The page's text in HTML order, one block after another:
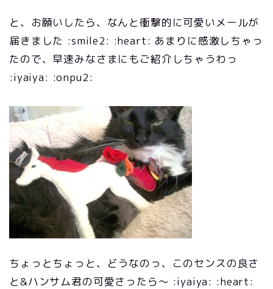
と、お願いしたら、なんと衝撃的に可愛いメールが
届きました :smile2: :heart: あまりに感激しちゃっ
たので、早速みなさまにもご紹介しちゃうわっ
:iyaiya: :onpu2:
ちょっとちょっと、どうなのっ、このセンスの良さ
と&ハンサム君の可愛さったら～ :iyaiya: :heart: